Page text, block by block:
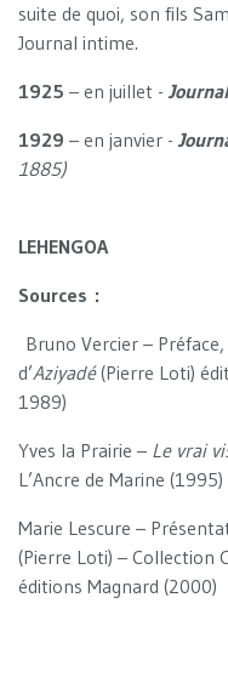
suite de quoi, son fils
Journal intime.
1925 – en juillet -
1929 – en janvier -
LEHENGOA
Sources :
Bruno Vercier –
d’Aziyadé(Pierre Loti)
1989)
Yves la Prairie – Le vrai
L’Ancre de Marine (1995)
Marie Lescure –
(Pierre Loti) – Collection
éditions Magnard (2000)